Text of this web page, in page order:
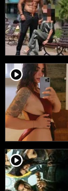
player2
player2